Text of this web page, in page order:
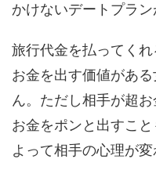
かけないデートプラン
旅行代金を払ってく
お金を出す価値があ
ん。ただし相手が超
お金をポンと出すこ
よって相手の心理が変